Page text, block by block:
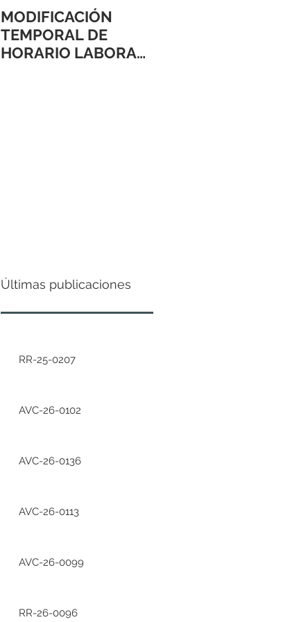
MODIFICACIÓN
TEMPORAL DE
HORARIO LABORAL
Últimas publicaciones
RR-25-0207
AVC-26-0102
AVC-26-0136
AVC-26-0113
AVC-26-0099
RR-26-0096